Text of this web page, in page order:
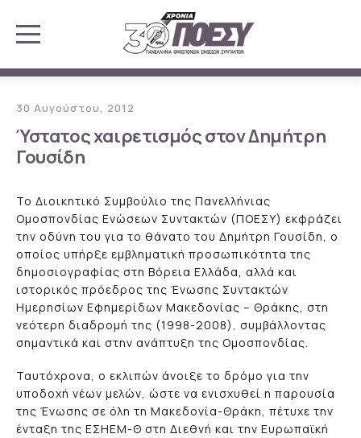
30 Αυγούστου, 2012
Ύστατος χαιρετισμός στον Δημήτρη
Γουσίδη
Το Διοικητικό Συμβούλιο της Πανελλήνιας
Ομοσπονδίας Ενώσεων Συντακτών (ΠΟΕΣΥ) εκφράζει
την οδύνη του για το θάνατο του Δημήτρη Γουσίδη, ο
οποίος υπήρξε εμβληματική προσωπικότητα της
δημοσιογραφίας στη Βόρεια Ελλάδα, αλλά και
ιστορικός πρόεδρος της Ένωσης Συντακτών
Ημερησίων Εφημερίδων Μακεδονίας – Θράκης, στη
νεότερη διαδρομή της (1998-2008), συμβάλλοντας
σημαντικά και στην ανάπτυξη της Ομοσπονδίας.
Ταυτόχρονα, ο εκλιπών άνοιξε το δρόμο για την
υποδοχή νέων μελών, ώστε να ενισχυθεί η παρουσία
της Ένωσης σε όλη τη Μακεδονία-Θράκη, πέτυχε την
ένταξη της ΕΣΗΕΜ-Θ στη Διεθνή και την Ευρωπαϊκή